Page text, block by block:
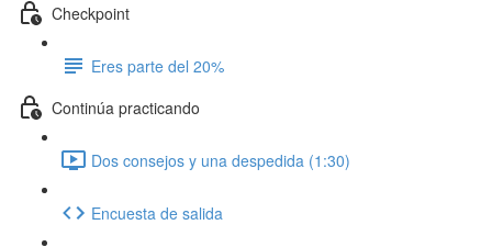
Checkpoint
Eres parte del 20%
Continúa practicando
Dos consejos y una despedida (1:30)
Encuesta de salida